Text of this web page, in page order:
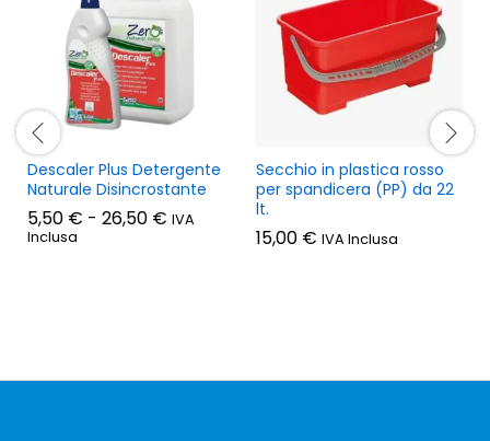
Descaler Plus Detergente
Naturale Disincrostante
5,50 € - 26,50 € Fascia
IVA
Inclusa
Secchio in plastica rosso
per spandicera (PP) da 22
lt.
15,00 € IVA Inclusa